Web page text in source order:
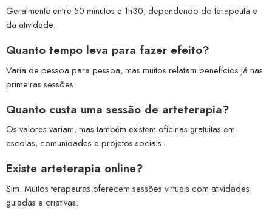
Geralmente entre 50 minutos e 1h30, dependendo do terapeuta e
da atividade.
Quanto tempo leva para fazer efeito?
Varia de pessoa para pessoa, mas muitos relatam benefícios já nas
primeiras sessões.
Quanto custa uma sessão de arteterapia?
Os valores variam, mas também existem oficinas gratuitas em
escolas, comunidades e projetos sociais.
Existe arteterapia online?
Sim. Muitos terapeutas oferecem sessões virtuais com atividades
guiadas e criativas.